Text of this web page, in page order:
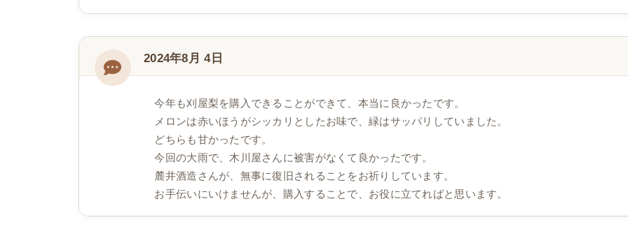
2024年8月 4日
今年も刈屋梨を購入できることができて、本当に良かったです。
メロンは赤いほうがシッカリとしたお味で、緑はサッパリしていました。
どちらも甘かったです。
今回の大雨で、木川屋さんに被害がなくて良かったです。
麓井酒造さんが、無事に復旧されることをお祈りしています。
お手伝いにいけませんが、購入することで、お役に立てればと思います。